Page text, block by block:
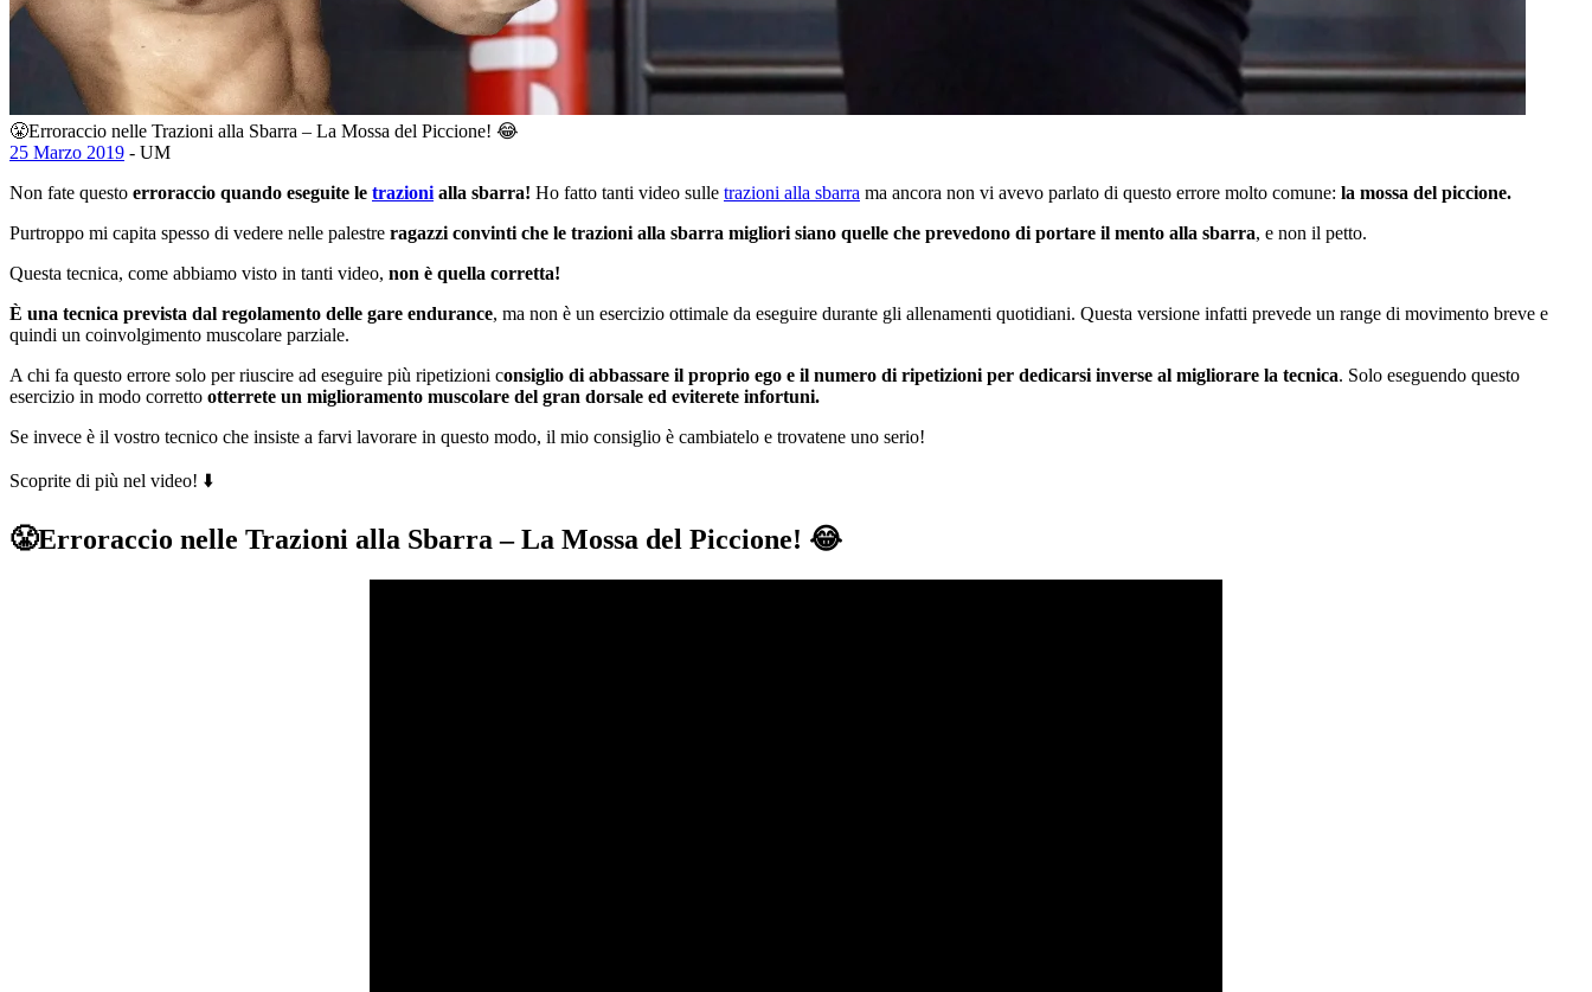
😤Erroraccio nelle Trazioni alla Sbarra – La Mossa del Piccione! 😂
25 Marzo 2019 - UM
Non fate questo erroraccio quando eseguite le trazioni alla sbarra! Ho fatto tanti video sulle trazioni alla sbarra ma ancora non vi avevo parlato di questo errore molto comune: la mossa del piccione.
Purtroppo mi capita spesso di vedere nelle palestre ragazzi convinti che le trazioni alla sbarra migliori siano quelle che prevedono di portare il mento alla sbarra, e non il petto.
Questa tecnica, come abbiamo visto in tanti video, non è quella corretta!
È una tecnica prevista dal regolamento delle gare endurance, ma non è un esercizio ottimale da eseguire durante gli allenamenti quotidiani. Questa versione infatti prevede un range di movimento breve e
quindi un coinvolgimento muscolare parziale.
A chi fa questo errore solo per riuscire ad eseguire più ripetizioni consiglio di abbassare il proprio ego e il numero di ripetizioni per dedicarsi inverse al migliorare la tecnica. Solo eseguendo questo
esercizio in modo corretto otterrete un miglioramento muscolare del gran dorsale ed eviterete infortuni.
Se invece è il vostro tecnico che insiste a farvi lavorare in questo modo, il mio consiglio è cambiatelo e trovatene uno serio!
Scoprite di più nel video! ⬇️
😤Erroraccio nelle Trazioni alla Sbarra – La Mossa del Piccione! 😂